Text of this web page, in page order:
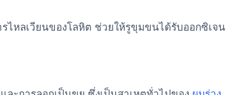
ไหลเวียนของโลหิต ช่วยให้รูขุมขนได้รับออกซิเจน